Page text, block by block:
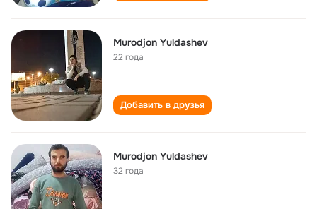
Murodjon Yuldashev
22 года
Добавить в друзья
Murodjon Yuldashev
32 года